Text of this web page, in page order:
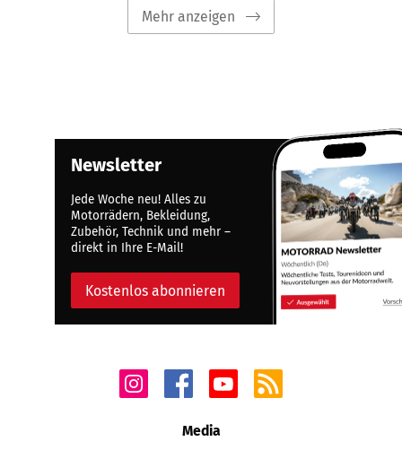
Mehr anzeigen
Newsletter
Jede Woche neu! Alles zu
Motorrädern, Bekleidung,
Zubehör, Technik und mehr –
direkt in Ihre E-Mail!
Kostenlos abonnieren
Media